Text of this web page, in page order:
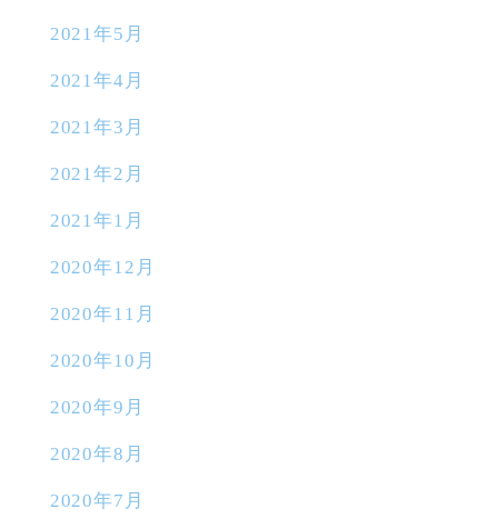
2021年5月
2021年4月
2021年3月
2021年2月
2021年1月
2020年12月
2020年11月
2020年10月
2020年9月
2020年8月
2020年7月